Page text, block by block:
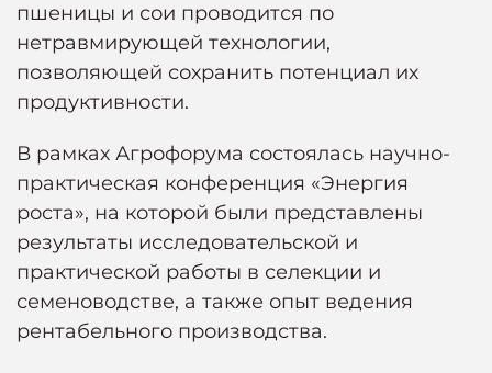
пшеницы и сои проводится по
нетравмирующей технологии,
позволяющей сохранить потенциал их
продуктивности.
В рамках Агрофорума состоялась научно-
практическая конференция «Энергия
роста», на которой были представлены
результаты исследовательской и
практической работы в селекции и
семеноводстве, а также опыт ведения
рентабельного производства.